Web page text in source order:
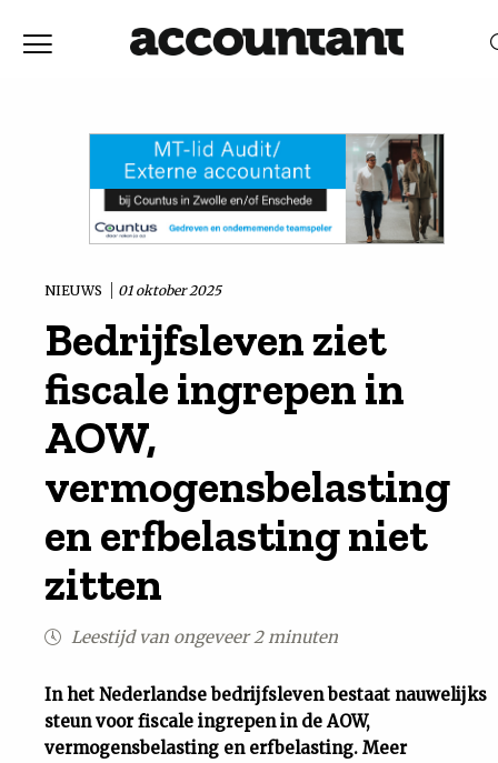
Discussie
Vaktechniek
Achtergrond
Uit
Feiten
Cijfers
NIEUWS 01 oktober 2025
Bedrijfsleven ziet
fiscale ingrepen in
AOW,
vermogensbelasting
en erfbelasting niet
zitten
Leestijd van ongeveer 2 minuten
In het Nederlandse bedrijfsleven bestaat nauwelijks
steun voor fiscale ingrepen in de AOW,
vermogensbelasting en erfbelasting. Meer
RELEVANTIEDATUM